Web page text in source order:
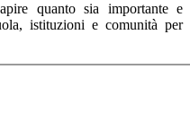
quanto sia importante e
istituzioni e comunità per